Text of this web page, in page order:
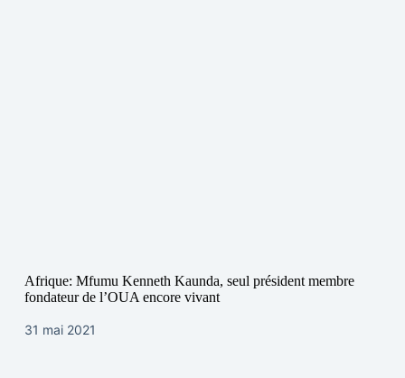
Afrique: Mfumu Kenneth Kaunda, seul président membre
fondateur de l’OUA encore vivant
31 mai 2021